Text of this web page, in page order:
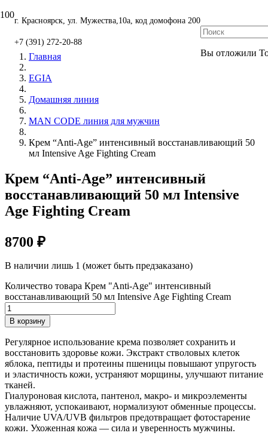
г. Красноярск, ул. Мужества,10а, код домофона 200
+7 (391) 272-20-88
Вы отложили
Главная
EGIA
Домашняя линия
MAN CODE линия для мужчин
Крем “Anti-Age” интенсивный восстанавливающий 50
мл Intensive Age Fighting Cream
Крем “Anti-Age” интенсивный
восстанавливающий 50 мл Intensive
Age Fighting Cream
8700 ₽
В наличии лишь 1 (может быть предзаказано)
Количество товара Крем "Anti-Age" интенсивный
восстанавливающий 50 мл Intensive Age Fighting Cream
В корзину
Регулярное использование крема позволяет сохранить и
восстановить здоровье кожи. Экстракт стволовых клеток
яблока, пептиды и протеины пшеницы повышают упругость
и эластичность кожи, устраняют морщины, улучшают питание
тканей.
Гиалуроновая кислота, пантенол, макро- и микроэлементы
увлажняют, успокаивают, нормализуют обменные процессы.
Наличие UVA/UVB фильтров предотвращает фотостарение
кожи. Ухоженная кожа ― сила и уверенность мужчины.